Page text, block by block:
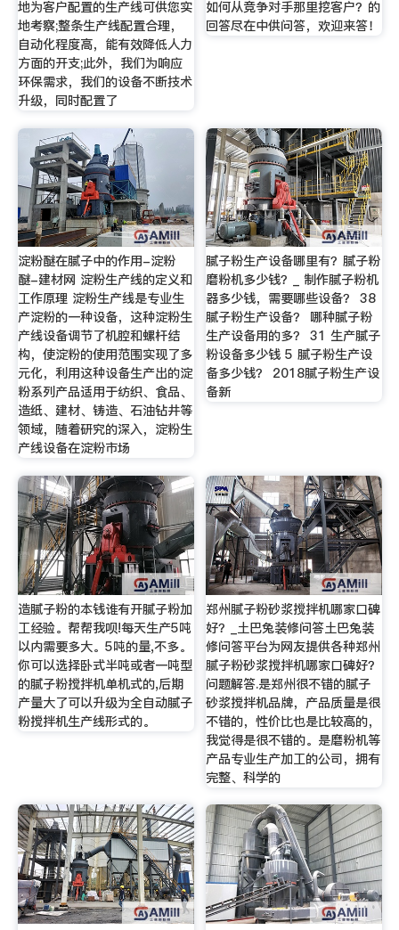
地为客户配置的生产线可供您实
地考察;整条生产线配置合理，
自动化程度高，能有效降低人力
方面的开支;此外，我们为响应
环保需求，我们的设备不断技术
升级，同时配置了
如何从竞争对手那里挖客户？的
回答尽在中供问答，欢迎来答！
淀粉醚在腻子中的作用-淀粉
醚-建材网 淀粉生产线的定义和
工作原理 淀粉生产线是专业生
产淀粉的一种设备，这种淀粉生
产线设备调节了机腔和螺杆结
构，使淀粉的使用范围实现了多
元化，利用这种设备生产出的淀
粉系列产品适用于纺织、食品、
造纸、建材、铸造、石油钻井等
领域，随着研究的深入，淀粉生
产线设备在淀粉市场
腻子粉生产设备哪里有？腻子粉
磨粉机多少钱？_ 制作腻子粉机
器多少钱，需要哪些设备？ 38
腻子粉生产设备？ 哪种腻子粉
生产设备用的多？ 31 生产腻子
粉设备多少钱 5 腻子粉生产设
备多少钱？ 2018腻子粉生产设
备新
造腻子粉的本钱谁有开腻子粉加
工经验。帮帮我呗!每天生产5吨
以内需要多大。5吨的量,不多。
你可以选择卧式半吨或者一吨型
的腻子粉搅拌机单机式的,后期
产量大了可以升级为全自动腻子
粉搅拌机生产线形式的。
郑州腻子粉砂浆搅拌机哪家口碑
好？_土巴兔装修问答土巴兔装
修问答平台为网友提供各种郑州
腻子粉砂浆搅拌机哪家口碑好？
问题解答.是郑州很不错的腻子
砂浆搅拌机品牌，产品质量是很
不错的，性价比也是比较高的，
我觉得是很不错的。是磨粉机等
产品专业生产加工的公司，拥有
完整、科学的